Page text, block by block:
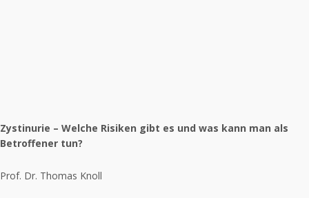
Zystinurie – Welche Risiken gibt es und was kann man als
Betroffener tun?
Prof. Dr. Thomas Knoll